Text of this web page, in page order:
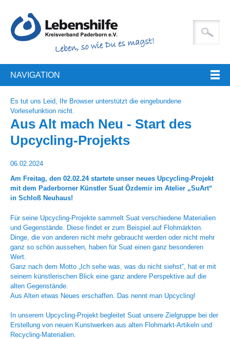
NAVIGATION
Es tut uns Leid, Ihr Browser unterstützt die eingebundene
Vorlesefunktion nicht.
Aus Alt mach Neu - Start des
Upcycling-Projekts
06.02.2024
Am Freitag, den 02.02.24 startete unser neues Upcycling-Projekt
mit dem Paderborner Künstler Suat Özdemir im Atelier „SuArt“
in Schloß Neuhaus!
Für seine Upcycling-Projekte sammelt Suat verschiedene Materialien
und Gegenstände. Diese findet er zum Beispiel auf Flohmärkten.
Dinge, die von anderen nicht mehr gebraucht werden oder nicht mehr
ganz so schön aussehen, haben für Suat einen ganz besonderen
Wert.
Ganz nach dem Motto „Ich sehe was, was du nicht siehst“, hat er mit
seinem künstlerischen Blick eine ganz andere Perspektive auf die
alten Gegenstände.
Aus Alten etwas Neues erschaffen. Das nennt man Upcycling!
In unserem Upcycling-Projekt begleitet Suat unsere Zielgruppe bei der
Erstellung von neuen Kunstwerken aus alten Flohmarkt-Artikeln und
Recycling-Materialien.